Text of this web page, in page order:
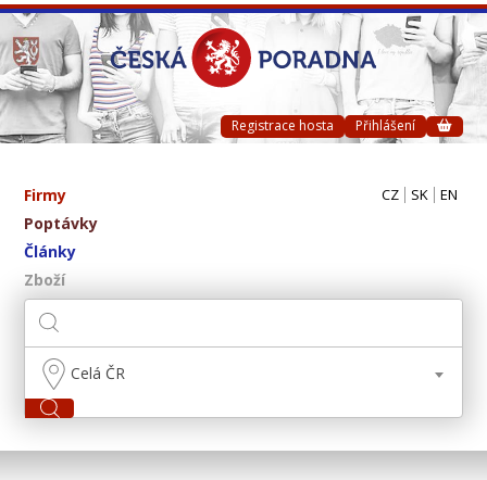
Registrace hosta Přihlášení
Firmy
Poptávky
Články
Zboží
CZ SK EN
Celá ČR